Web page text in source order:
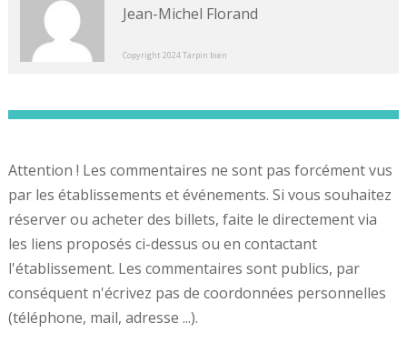
Jean-Michel Florand
Copyright 2024 Tarpin bien
Attention ! Les commentaires ne sont pas forcément vus
par les établissements et événements. Si vous souhaitez
réserver ou acheter des billets, faite le directement via
les liens proposés ci-dessus ou en contactant
l'établissement. Les commentaires sont publics, par
conséquent n'écrivez pas de coordonnées personnelles
(téléphone, mail, adresse ...).